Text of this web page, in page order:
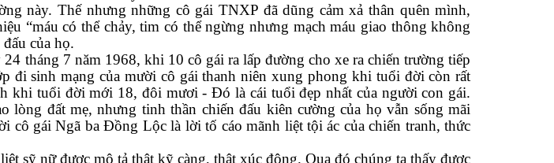
này. Thế nhưng những cô gái TNXP đã dũng cảm xả thân quên mình,
“máu có thể chảy, tim có thể ngừng nhưng mạch máu giao thông không
của họ.
24 tháng 7 năm 1968, khi 10 cô gái ra lấp đường cho xe ra chiến trường tiếp
đi sinh mạng của mười cô gái thanh niên xung phong khi tuổi đời còn rất
khi tuổi đời mới 18, đôi mươi - Đó là cái tuổi đẹp nhất của người con gái.
lòng đất mẹ, nhưng tinh thần chiến đấu kiên cường của họ vẫn sống mãi
cô gái Ngã ba Đồng Lộc là lời tố cáo mãnh liệt tội ác của chiến tranh, thức
sỹ nữ được mô tả thật kỹ càng, thật xúc động. Qua đó chúng ta thấy được